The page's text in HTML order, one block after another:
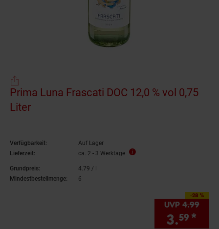
Prima Luna Frascati DOC 12,0 % vol 0,75
Liter
Verfügbarkeit:
Auf Lager
Lieferzeit:
ca. 2 - 3 Werktage
Grundpreis: 4.79 / l
Mindestbestellmenge:
6
-28 %
Sie Sparen 28
UVP 4.99
3.59 *